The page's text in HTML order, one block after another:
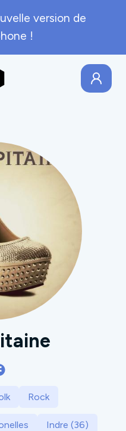
version de
!
Rock
Indre (36)